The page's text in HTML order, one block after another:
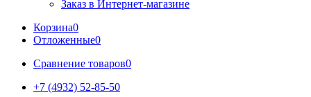
Заказ в Интернет-магазине
Корзина0
Отложенные0
Сравнение товаров0
+7 (4932) 52-85-50